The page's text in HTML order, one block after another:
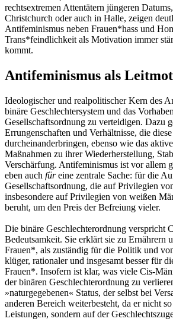
rechtsextremen Attentätern jüngeren
Christchurch oder auch in Halle, zeigen
Antifeminismus neben Frauen*hass und
Trans*feindlichkeit als Motiva­tion immer
kommt.
Antifeminismus als
Ideologischer und realpolitischer Kern des
binäre Geschlechtersys­tem und das
Gesell­schaftsordnung zu verteidigen. Dazu
Errungenschaften und Verhältnis­se, die
durcheinanderbringen, ebenso wie das
Maßnah­men zu ihrer Wiederherstellung,
Verschärfung. Antifeminismus ist vor allem
eben auch füreine zentrale Sache: für die
Gesellschaftsordnung, die auf Privilegien
insbesondere auf Privilegien von weißen
beruht, um den Preis der Befreiung vieler.
Die binäre Geschlechterordnung ver­spricht
Bedeutsamkeit. Sie erklärt sie zu Ernährern
Frauen*, als zuständig für die Politik und
klüger, rationaler und insgesamt besser für
Frau­en*. Insofern ist klar, was viele Cis-
der binären Geschlechterord­nung zu
»naturgegebe­nen« Status, der selbst bei
anderen Bereich weiterbesteht, da er nicht
Leistungen, sondern auf der